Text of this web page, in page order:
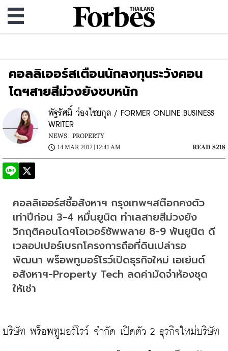
คอลลิเออร์สเตือนนักลงทุนระวังคอน
โดฯสายสีม่วงยังซบหนัก
พัฐรัศมิ์ ว่องไชยกุล / FORMER ONLINE BUSINESS
WRITER
NEWS |
PROPERTY
14 MAR 2017 | 12:41 AM
READ 8218
คอลลิเออร์สชี้อสังหาฯ กรุงเทพฯสต๊อกคงตัว
เท่าปีก่อน 3-4 หมื่นยูนิต ทำเลสายสีม่วงยัง
วิกฤติคอนโดฯโอเวอร์ซัพพลาย 8-9 พันยูนิต ดี
เวลอปเปอร์เบรกโครงการถือที่ดินเปล่ารอ
พัฒนา พร็อพทูมอร์โรว์เปิดธุรกิจใหม่ เอเย่นต์
อสังหาฯ-Property Tech ลดค่ามัดจำห้องชุด
ให้เช่า
บริษัท พร็อพทูมอร์โรว์ จำกัด เปิดตัว 2 ธุรกิจใหม่บริษัท